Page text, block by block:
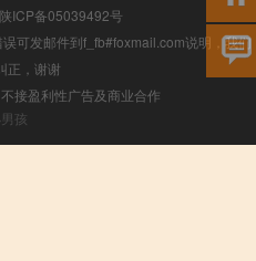
陕ICP备05039492号
可发邮件到f_fb#foxmail.com说明，我们
正，谢谢
接盈利性广告及商业合作
孩